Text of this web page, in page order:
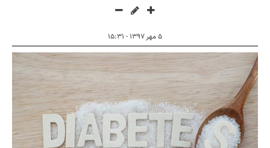
۵ مهر ۱۳۹۷ - ۱۵:۳۱